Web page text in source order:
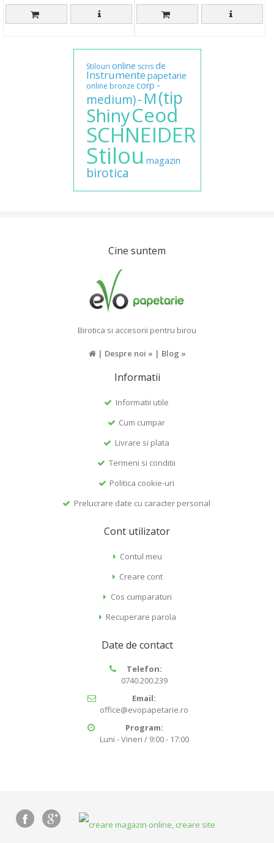
Stilouri online scris de
Instrumente papetarie
online bronze corp -
medium)- M(tip
ShinyCeod
SCHNEIDER
Stilou magazin
birotica
Cine suntem
Birotica si accesorii pentru birou
| Despre noi » | Blog »
Informatii
Informatii utile
Cum cumpar
Livrare si plata
Termeni si conditii
Politica cookie-uri
Prelucrare date cu caracter personal
Cont utilizator
Contul meu
Creare cont
Cos cumparaturi
Recuperare parola
Date de contact
Telefon:
0740.200.239
Email:
office@evopapetarie.ro
Program:
Luni - Vineri / 9:00 - 17:00